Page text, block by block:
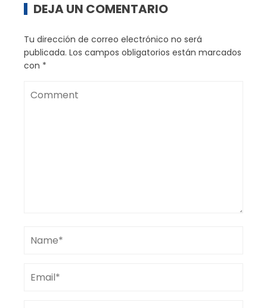
DEJA UN COMENTARIO
Tu dirección de correo electrónico no será
publicada. Los campos obligatorios están marcados
con *